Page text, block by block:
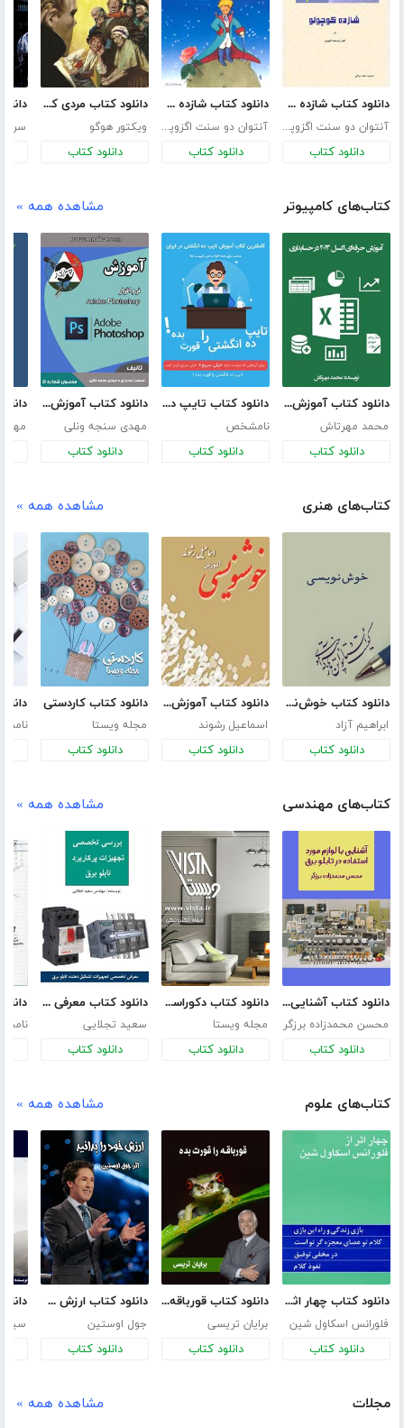
دانلود کتاب شازده کوچولو
آنتوان دو سنت اگزوپری
دانلود کتاب
دانلود کتاب شازده کوچولو
آنتوان دو سنت اگزوپری
دانلود کتاب
دانلود کتاب مردی که میخندد - مصور
ویکتور هوگو
دانلود کتاب
سر
کتاب‌های کامپیوتر مشاهده همه »
دانلود کتاب آموزش حرفه‌ای اکسل 2013 در حسابداری
محمد مهرتاش
دانلود کتاب
دانلود کتاب تایپ ده انگشتی را قورت بده!
نامشخص
دانلود کتاب
دانلود کتاب آموزش فتوشاپ
مهدی سنجه ونلی
دانلود کتاب
کتاب‌های هنری مشاهده همه »
دانلود کتاب خوش‌نویسی
ابراهیم آزاد
دانلود کتاب
دانلود کتاب آموزش خوشنویسی
اسماعیل رشوند
دانلود کتاب
دانلود کتاب کاردستی
مجله ویستا
دانلود کتاب
کتاب‌های مهندسی مشاهده همه »
دانلود کتاب آشنایی با لوازم مورد استفاده در تابلو برق
محسن محمدزاده برزگر
دانلود کتاب
دانلود کتاب دکوراسیون داخلی منزل
مجله ویستا
دانلود کتاب
دانلود کتاب معرفی تجهیزات تابلوهای برق فشار ضعیف
سعید تجلایی
دانلود کتاب
کتاب‌های علوم مشاهده همه »
دانلود کتاب چهار اثر از فلورانس اسکاول شین
فلورانس اسکاول شین
دانلود کتاب
دانلود کتاب قورباقه را قورت بده!
برایان تریسی
دانلود کتاب
دانلود کتاب ارزش خود را بدانید
جول اوستین
دانلود کتاب
سینا
مجلات مشاهده همه »